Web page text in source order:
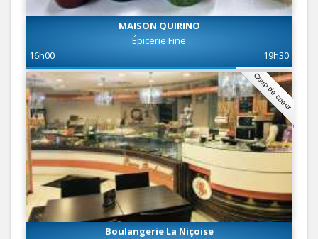
MAISON QUIRINO
Épicerie Fine
16h00
19h30
Coup de coeur
Boulangerie La Niçoise